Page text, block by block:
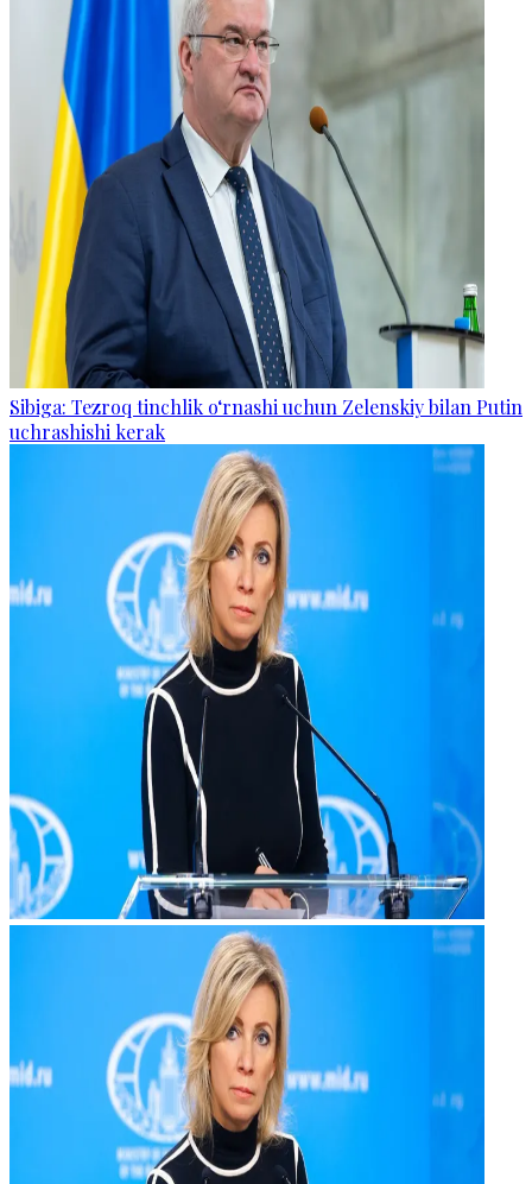
Sibiga: Tezroq tinchlik o‘rnashi uchun Zelenskiy bilan Putin
uchrashishi kerak